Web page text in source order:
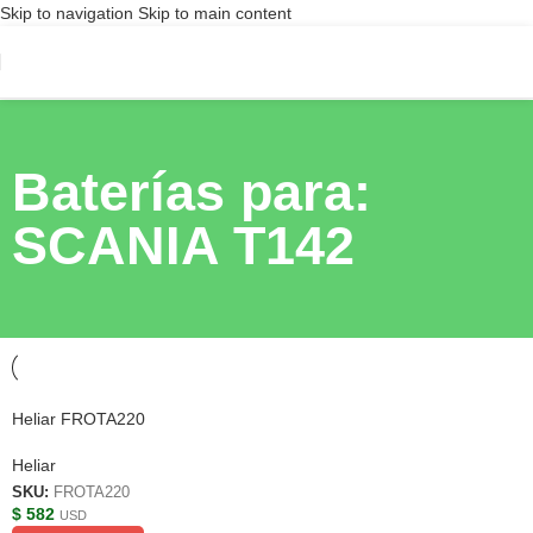
Skip to navigation Skip to main content
Baterías para:
SCANIA T142
Heliar FROTA220
Heliar
SKU: FROTA220
$ 582 USD